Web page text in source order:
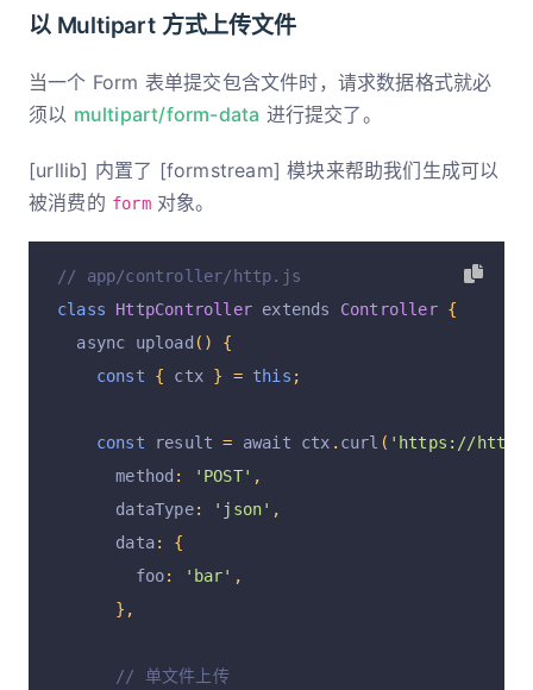
    ctx
body result. data
// 响应最终会是类似以下的结果：
// {
//   "foo": "bar",
// }
}
}
以 Multipart 方式上传文件
当一个 Form 表单提交包含文件时，请求数据格式就必
须以 multipart/form-data 进行提交了。
[urllib] 内置了 [formstream] 模块来帮助我们生成可以
被消费的 form对象。
// app/controller/http.js
class
HttpController extends Controller {
  async upload
()
{
const
{ ctx } = this ;
const result = await ctx . curl ( 'https://
      method
: 'POST' ,
      dataType
: 'json' ,
      data
:
{
        foo
: 'bar' ,
},
// 单文件上传